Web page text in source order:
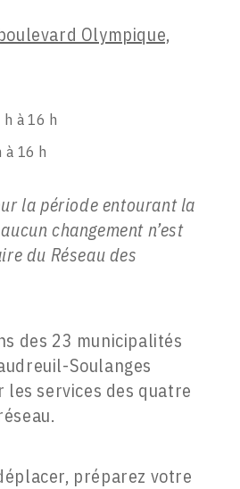
Olympique,
à 16 h
à 16 h
la période entourant la
changement n’est
du Réseau des
des 23 municipalités
Soulanges
les services des quatre
préparez votre